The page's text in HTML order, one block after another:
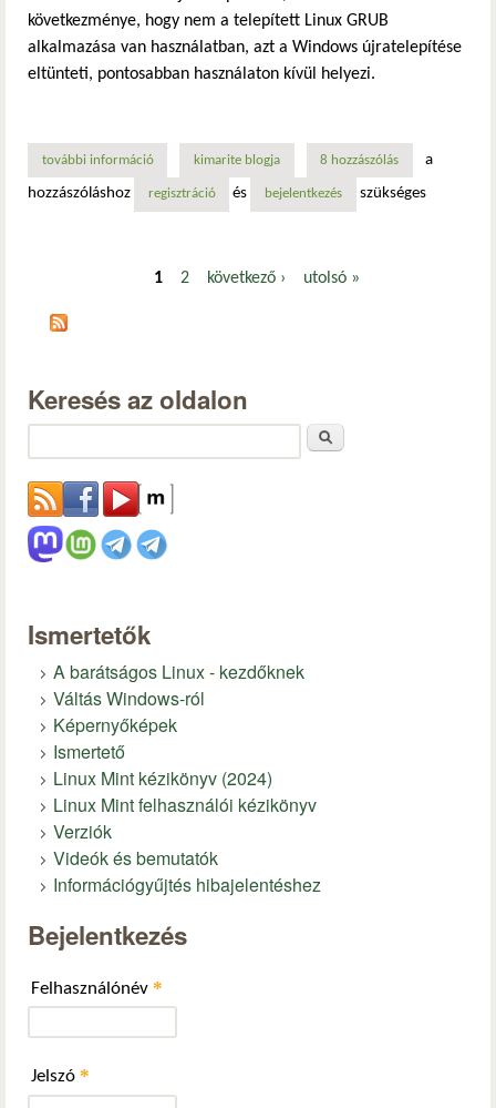
következménye, hogy nem a telepített Linux GRUB
alkalmazása van használatban, azt a Windows újratelepítése
eltünteti, pontosabban használaton kívül helyezi.
további információa grub újratelepítése, beállítása - live rendszer alól
kimarite blogja 8 hozzászólás a
hozzászóláshoz regisztráció és bejelentkezés szükséges
Oldalak
1 2 következő › utolsó »
Keresés az oldalon
Ismertetők
A barátságos Linux - kezdőknek
Váltás Windows-ról
Képernyőképek
Ismertető
Linux Mint kézikönyv (2024)
Linux Mint felhasználói kézikönyv
Verziók
Videók és bemutatók
Információgyűjtés hibajelentéshez
Bejelentkezés
Felhasználónév *
Jelszó *